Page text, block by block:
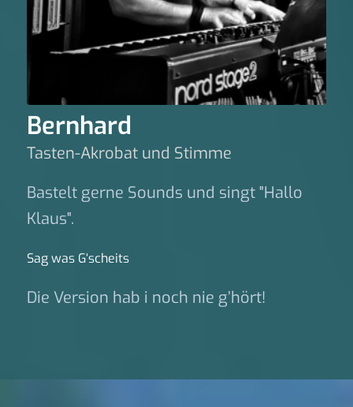
Bernhard
Tasten-Akrobat und Stimme
Bastelt gerne Sounds und singt "Hallo
Klaus".
Sag was G‘scheits
Die Version hab i noch nie g’hört!